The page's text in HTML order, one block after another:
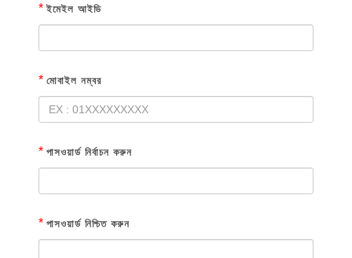
* ইমেইল আইডি
* মোবাইল নম্বর
* পাসওয়ার্ড নির্বাচন করুন
* পাসওয়ার্ড নিশ্চিত করুন